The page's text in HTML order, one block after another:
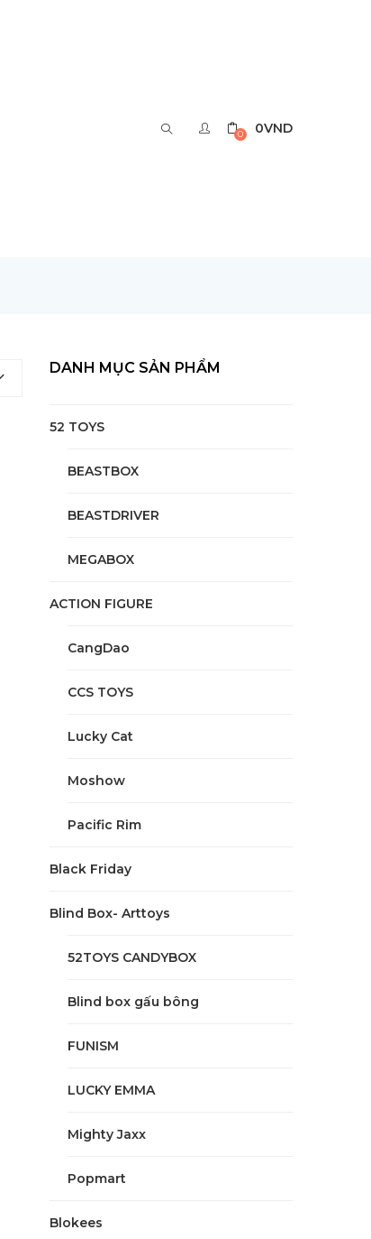
0 0VND
DANH MỤC SẢN PHẨM
52 TOYS
BEASTBOX
BEASTDRIVER
MEGABOX
ACTION FIGURE
CangDao
CCS TOYS
Lucky Cat
Moshow
Pacific Rim
Black Friday
Blind Box- Arttoys
52TOYS CANDYBOX
Blind box gấu bông
FUNISM
LUCKY EMMA
Mighty Jaxx
Popmart
Blokees